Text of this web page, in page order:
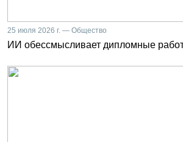
25 июля 2026 г. — Общество
ИИ обессмысливает дипломные